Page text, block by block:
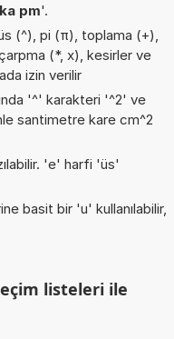
pm'.
(^), pi (π), toplama (+),
(*, x), kesirler ve
izin verilir
'^' karakteri '^2' ve
santimetre kare cm^2
'e' harfi 'üs'
basit bir 'u' kullanılabilir,
listeleri ile